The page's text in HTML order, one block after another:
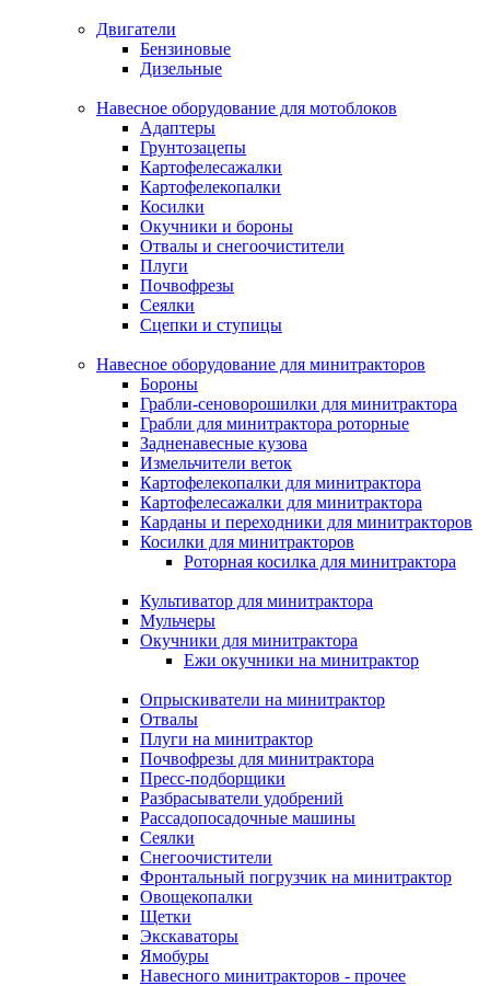
Двигатели
Бензиновые
Дизельные
Навесное оборудование для мотоблоков
Адаптеры
Грунтозацепы
Картофелесажалки
Картофелекопалки
Косилки
Окучники и бороны
Отвалы и снегоочистители
Плуги
Почвофрезы
Сеялки
Сцепки и ступицы
Навесное оборудование для минитракторов
Бороны
Грабли-сеноворошилки для минитрактора
Грабли для минитрактора роторные
Задненавесные кузова
Измельчители веток
Картофелекопалки для минитрактора
Картофелесажалки для минитрактора
Карданы и переходники для минитракторов
Косилки для минитракторов
Роторная косилка для минитрактора
Культиватор для минитрактора
Мульчеры
Окучники для минитрактора
Ежи окучники на минитрактор
Опрыскиватели на минитрактор
Отвалы
Плуги на минитрактор
Почвофрезы для минитрактора
Пресс-подборщики
Разбрасыватели удобрений
Рассадопосадочные машины
Сеялки
Снегоочистители
Фронтальный погрузчик на минитрактор
Овощекопалки
Щетки
Экскаваторы
Ямобуры
Навесного минитракторов - прочее